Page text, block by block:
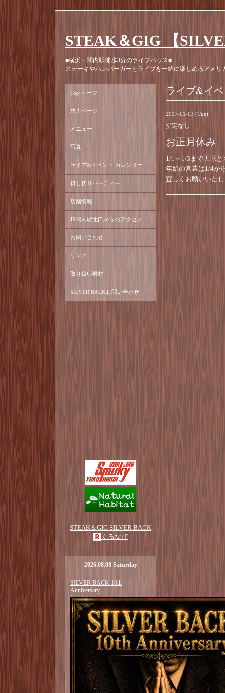
STEAK＆GIG 【
■横浜・関内駅徒歩3分のライブハウス■
ステーキやハンバーガーとライブを一緒に楽しめるアメリ
ライブ&イ
2017-01-03 (Tue)
指定なし
お正月休み
1/1～1/3まで天球
年始の営業は1/4か
宜しくお願いいた
Top ページ
求人ページ
メニュー
写真
ライブ&イベント カレンダー
貸し切りパーティー
店舗情報
JR関内駅北口からのアクセス
お問い合わせ
リンク
取り扱い機材
SILVER BACKお問い合わせ
STEAK＆GIG SILVER BACK
ぐるなび
2026.08.08 Saturday
SILVER BACK 10th
Anniversary